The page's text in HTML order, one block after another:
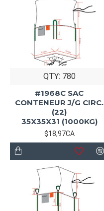
QTY: 780
#1968C SAC
CONTENEUR J/G CIRC.
(22)
35X35X31 (1000KG)
$18,97CA